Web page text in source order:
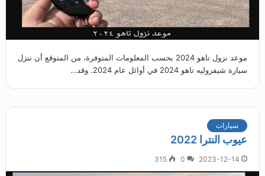
موعد نزول تاهو 2024 بحسب المعلومات المتوفرة، من المتوقع أن تنزل
سيارة شيفروليه تاهو 2024 في أوائل عام 2024. وقد…
سيارات
عيوب النترا 2022
2023-12-14
0
315